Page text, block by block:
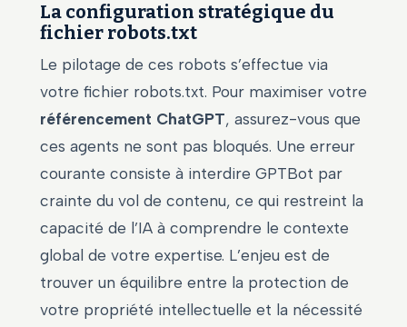
La configuration stratégique du
fichier robots.txt
Le pilotage de ces robots s’effectue via
votre fichier robots.txt. Pour maximiser votre
référencement ChatGPT, assurez-vous que
ces agents ne sont pas bloqués. Une erreur
courante consiste à interdire GPTBot par
crainte du vol de contenu, ce qui restreint la
capacité de l’IA à comprendre le contexte
global de votre expertise. L’enjeu est de
trouver un équilibre entre la protection de
votre propriété intellectuelle et la nécessité